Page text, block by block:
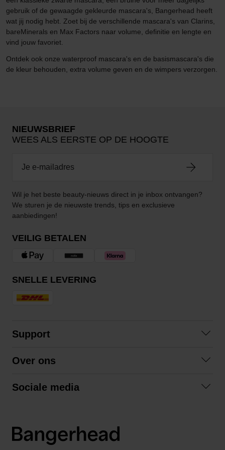
gebruik of de gewaagde gekleurde mascara's, Bangerhead heeft
wat jij nodig hebt. Zoet bij de verschillende mascara's van Clarins,
bareMinerals en Max Factors naar volume, definitie en lengte en
vind jouw favoriet.
Ontdek ook onze waterproof mascara's en de basismascara's die
de kleur behouden, extra volume geven en de wimpers verzorgen.
NIEUWSBRIEF
WEES ALS EERSTE OP DE HOOGTE
Wil je het beste beauty-nieuws direct in je inbox ontvangen?
We sturen je de nieuwste trends, tips en exclusieve
aanbiedingen!
VEILIG BETALEN
SNELLE LEVERING
Support
Algemene voorwaarden
Over ons
Sociale media
LinkedIn